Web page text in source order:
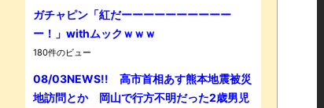
ガチャピン「紅だーーーーーーーーーー
ー！」withムックｗｗｗ
180件のビュー
08/03NEWS!! 高市首相あす熊本地震被災
地訪問とか 岡山で行方不明だった2歳男児